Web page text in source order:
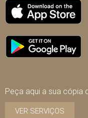
Peça aqui a sua cópia
VER SERVIÇOS